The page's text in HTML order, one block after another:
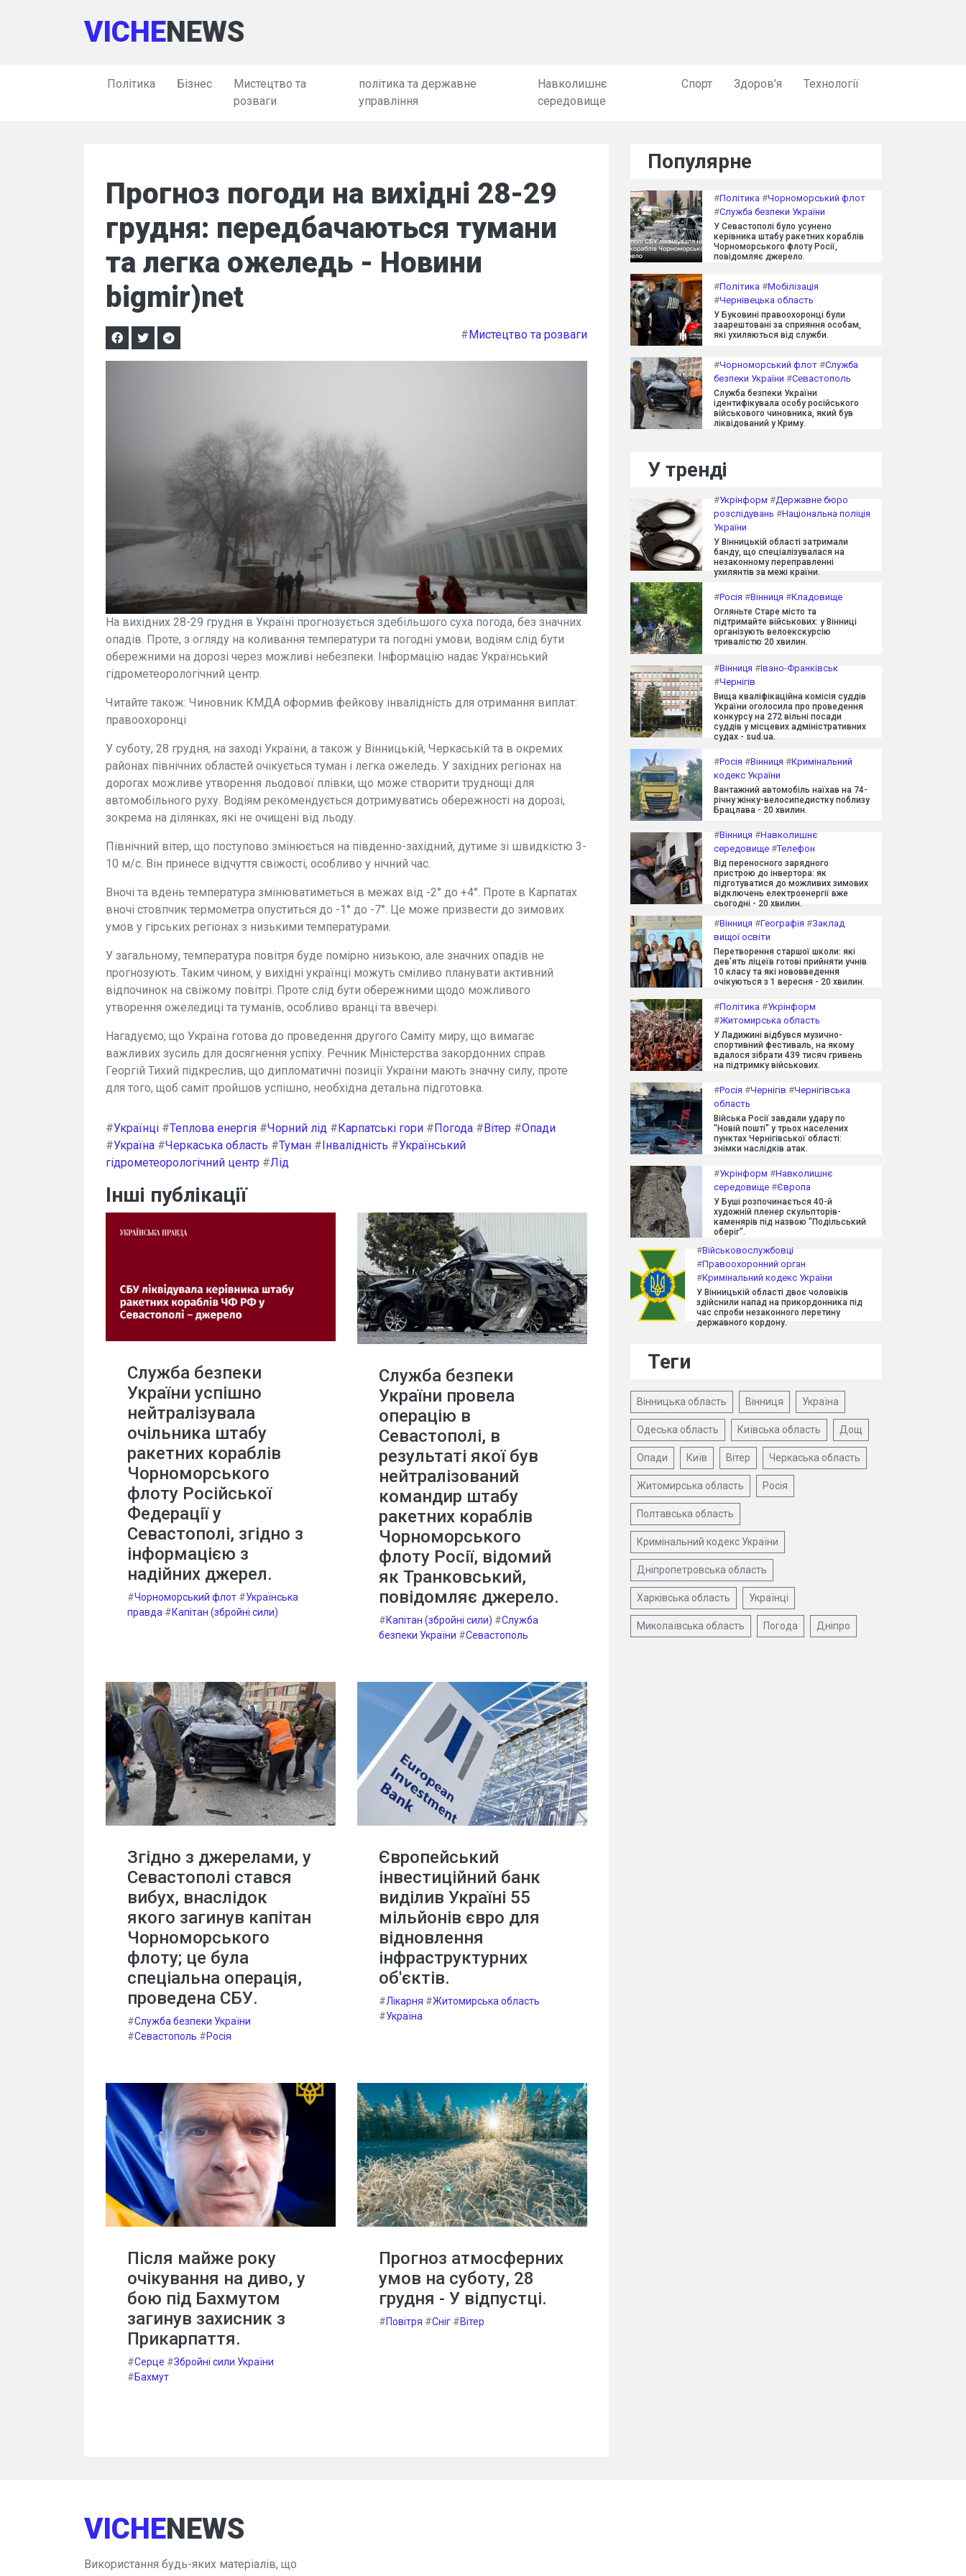
VICHENEWS
Політика Бізнес
Мистецтво та
розваги
політика та державне
управління
Навколишнє
середовище
Спорт Здоров'я Технології
Прогноз погоди на вихідні 28-29
грудня: передбачаються тумани
та легка ожеледь - Новини
bigmir)net
#Мистецтво та розваги
На вихідних 28-29 грудня в Україні прогнозується здебільшого суха погода, без значних
опадів. Проте, з огляду на коливання температури та погодні умови, водіям слід бути
обережними на дорозі через можливі небезпеки. Інформацію надає Український
гідрометеорологічний центр.
Читайте також: Чиновник КМДА оформив фейкову інвалідність для отримання виплат:
правоохоронці
У суботу, 28 грудня, на заході України, а також у Вінницькій, Черкаській та в окремих
районах північних областей очікується туман і легка ожеледь. У західних регіонах на
дорогах можливе утворення льодової плівки, що може створити труднощі для
автомобільного руху. Водіям рекомендується дотримуватись обережності на дорозі,
зокрема на ділянках, які не очищені від льоду.
Північний вітер, що поступово змінюється на південно-західний, дутиме зі швидкістю 3-
10 м/с. Він принесе відчуття свіжості, особливо у нічний час.
Вночі та вдень температура змінюватиметься в межах від -2° до +4°. Проте в Карпатах
вночі стовпчик термометра опуститься до -1° до -7°. Це може призвести до зимових
умов у гірських регіонах з низькими температурами.
У загальному, температура повітря буде помірно низькою, але значних опадів не
прогнозують. Таким чином, у вихідні українці можуть сміливо планувати активний
відпочинок на свіжому повітрі. Проте слід бути обережними щодо можливого
утворення ожеледиці та туманів, особливо вранці та ввечері.
Нагадуємо, що Україна готова до проведення другого Саміту миру, що вимагає
важливих зусиль для досягнення успіху. Речник Міністерства закордонних справ
Георгій Тихий підкреслив, що дипломатичні позиції України мають значну силу, проте
для того, щоб саміт пройшов успішно, необхідна детальна підготовка.
#Українці #Теплова енергія #Чорний лід #Карпатські гори #Погода #Вітер #Опади
#Україна #Черкаська область #Туман #Інвалідність #Український
гідрометеорологічний центр #Лід
Інші публікації
Служба безпеки
України успішно
нейтралізувала
очільника штабу
ракетних кораблів
Чорноморського
флоту Російської
Федерації у
Севастополі, згідно з
інформацією з
надійних джерел.
#Чорноморський флот #Українська
правда #Капітан (збройні сили)
Служба безпеки
України провела
операцію в
Севастополі, в
результаті якої був
нейтралізований
командир штабу
ракетних кораблів
Чорноморського
флоту Росії, відомий
як Транковський,
повідомляє джерело.
#Капітан (збройні сили) #Служба
безпеки України #Севастополь
Згідно з джерелами, у
Севастополі стався
вибух, внаслідок
якого загинув капітан
Чорноморського
флоту; це була
спеціальна операція,
проведена СБУ.
#Служба безпеки України
#Севастополь #Росія
Європейський
інвестиційний банк
виділив Україні 55
мільйонів євро для
відновлення
інфраструктурних
об'єктів.
#Лікарня #Житомирська область
#Україна
Після майже року
очікування на диво, у
бою під Бахмутом
загинув захисник з
Прикарпаття.
#Серце #Збройні сили України
#Бахмут
Прогноз атмосферних
умов на суботу, 28
грудня - У відпустці.
#Повітря #Сніг #Вітер
Популярне
#Політика #Чорноморський флот
#Служба безпеки України
У Севастополі було усунено
керівника штабу ракетних кораблів
Чорноморського флоту Росії,
повідомляє джерело.
#Політика #Мобілізація
#Чернівецька область
У Буковині правоохоронці були
заарештовані за сприяння особам,
які ухиляються від служби.
#Чорноморський флот #Служба
безпеки України #Севастополь
Служба безпеки України
ідентифікувала особу російського
військового чиновника, який був
ліквідований у Криму.
У тренді
#Укрінформ #Державне бюро
розслідувань #Національна поліція
України
У Вінницькій області затримали
банду, що спеціалізувалася на
незаконному переправленні
ухилянтів за межі країни.
#Росія #Вінниця #Кладовище
Огляньте Старе місто та
підтримайте військових: у Вінниці
організують велоекскурсію
тривалістю 20 хвилин.
#Вінниця #Івано-Франківськ
#Чернігів
Вища кваліфікаційна комісія суддів
України оголосила про проведення
конкурсу на 272 вільні посади
суддів у місцевих адміністративних
судах - sud.ua.
#Росія #Вінниця #Кримінальний
кодекс України
Вантажний автомобіль наїхав на 74-
річну жінку-велосипедистку поблизу
Брацлава - 20 хвилин.
#Вінниця #Навколишнє
середовище #Телефон
Від переносного зарядного
пристрою до інвертора: як
підготуватися до можливих зимових
відключень електроенергії вже
сьогодні - 20 хвилин.
#Вінниця #Географія #Заклад
вищої освіти
Перетворення старшої школи: які
дев’ять ліцеїв готові прийняти учнів
10 класу та які нововведення
очікуються з 1 вересня - 20 хвилин.
#Політика #Укрінформ
#Житомирська область
У Ладижині відбувся музично-
спортивний фестиваль, на якому
вдалося зібрати 439 тисяч гривень
на підтримку військових.
#Росія #Чернігів #Чернігівська
область
Війська Росії завдали удару по
"Новій пошті" у трьох населених
пунктах Чернігівської області:
знімки наслідків атак.
#Укрінформ #Навколишнє
середовище #Європа
У Буші розпочинається 40-й
художній пленер скульпторів-
каменярів під назвою "Подільський
оберіг".
#Військовослужбовці
#Правоохоронний орган
#Кримінальний кодекс України
У Вінницькій області двоє чоловіків
здійснили напад на прикордонника під
час спроби незаконного перетину
державного кордону.
Теги
Вінницька область Вінниця Україна
Одеська область Київська область Дощ
Опади Київ Вітер Черкаська область
Житомирська область Росія
Полтавська область
Кримінальний кодекс України
Дніпропетровська область
Харківська область Українці
Миколаївська область Погода Дніпро
VICHENEWS
Використання будь-яких матеріалів, що